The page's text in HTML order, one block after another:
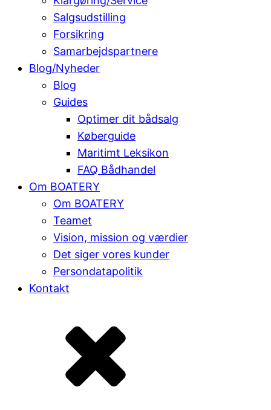
Salgsudstilling
Forsikring
Samarbejdspartnere
Blog/Nyheder
Blog
Guides
Optimer dit bådsalg
Køberguide
Maritimt Leksikon
FAQ Bådhandel
Om BOATERY
Om BOATERY
Teamet
Vision, mission og værdier
Det siger vores kunder
Persondatapolitik
Kontakt